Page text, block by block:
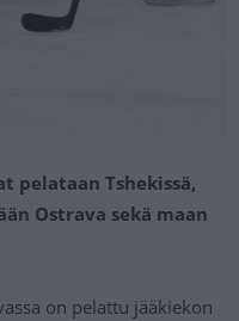
pelataan Tshekissä,
Ostrava sekä maan
on pelattu jääkiekon